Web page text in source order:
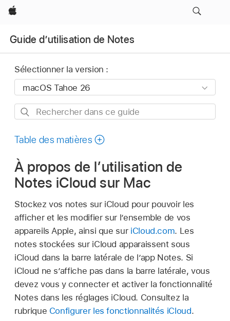
Apple
Guide d’utilisation de Notes
Sélectionner la version :
Rechercher
ce
Table des matières
À propos de l’utilisation de
Notes iCloud sur Mac
Stockez vos notes sur iCloud pour pouvoir les
afficher et les modifier sur l’ensemble de vos
appareils Apple, ainsi que sur iCloud.com. Les
notes stockées sur iCloud apparaissent sous
iCloud dans la barre latérale de l’app Notes. Si
iCloud ne s’affiche pas dans la barre latérale, vous
devez vous y connecter et activer la fonctionnalité
Notes dans les réglages iCloud. Consultez la
rubrique Configurer les fonctionnalités iCloud.